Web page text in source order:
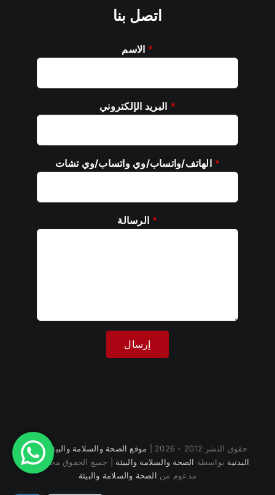
اتصل بنا
الاسم *
البريد الإلكتروني *
الهاتف/واتساب/وي واتساب/وي تشات *
الرسالة *
حقوق النشر 2012 - 2026 |
موقع الصحة والسلامة والبيئة للياقة
البدنية بواسطة الصحة والسلامة والبيئة | جميع الحقوق محفوظة |
مدعوم من الصحة والسلامة والبيئة